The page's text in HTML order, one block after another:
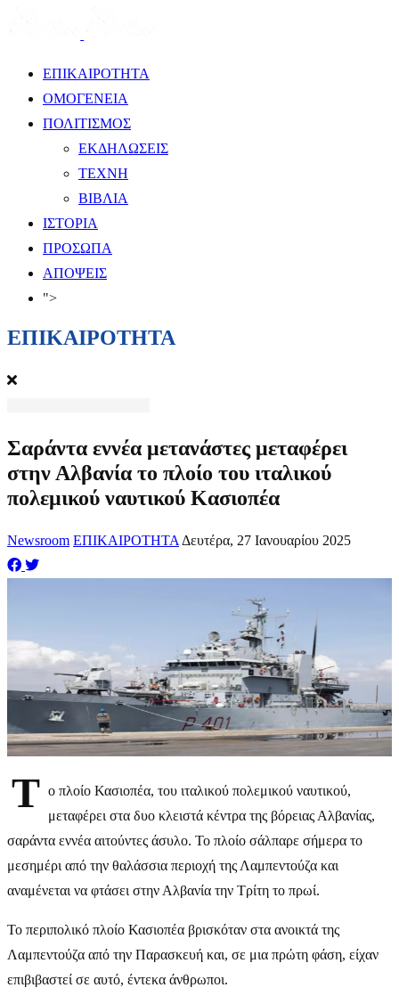
ΕΠΙΚΑΙΡΟΤΗΤΑ
ΟΜΟΓΕΝΕΙΑ
ΠΟΛΙΤΙΣΜΟΣ
ΕΚΔΗΛΩΣΕΙΣ
ΤΕΧΝΗ
ΒΙΒΛΙΑ
ΙΣΤΟΡΙΑ
ΠΡΟΣΩΠΑ
ΑΠΟΨΕΙΣ
">
ΕΠΙΚΑΙΡΟΤΗΤΑ
Σαράντα εννέα μετανάστες μεταφέρει
στην Αλβανία το πλοίο του ιταλικού
πολεμικού ναυτικού Κασιοπέα
Newsroom ΕΠΙΚΑΙΡΟΤΗΤΑ Δευτέρα, 27 Ιανουαρίου 2025
Τ ο πλοίο Κασιοπέα, του ιταλικού πολεμικού ναυτικού,
μεταφέρει στα δυο κλειστά κέντρα της βόρειας Αλβανίας,
σαράντα εννέα αιτούντες άσυλο. Το πλοίο σάλπαρε σήμερα το
μεσημέρι από την θαλάσσια περιοχή της Λαμπεντούζα και
αναμένεται να φτάσει στην Αλβανία την Τρίτη το πρωί.
Το περιπολικό πλοίο Κασιοπέα βρισκόταν στα ανοικτά της
Λαμπεντούζα από την Παρασκευή και, σε μια πρώτη φάση, είχαν
επιβιβαστεί σε αυτό, έντεκα άνθρωποι.